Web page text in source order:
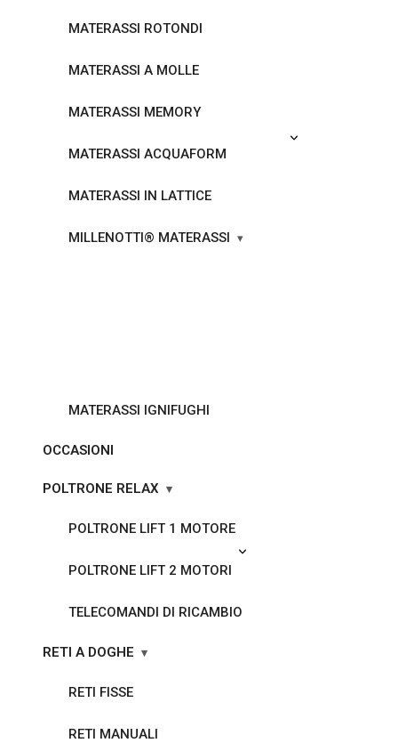
MATERASSI ROTONDI
MATERASSI A MOLLE
MATERASSI MEMORY
MATERASSI ACQUAFORM
MATERASSI IN LATTICE
MILLENOTTI® MATERASSI
MATERASSI IGNIFUGHI
OCCASIONI
POLTRONE RELAX
POLTRONE LIFT 1 MOTORE
POLTRONE LIFT 2 MOTORI
TELECOMANDI DI RICAMBIO
RETI A DOGHE
RETI FISSE
RETI MANUALI